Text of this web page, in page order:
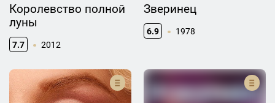
Королевство полной
луны
7.7 2012
Зверинец
6.9 1978